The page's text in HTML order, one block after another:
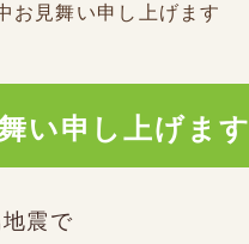
お見舞い申し上げます
い申し上げます
震で